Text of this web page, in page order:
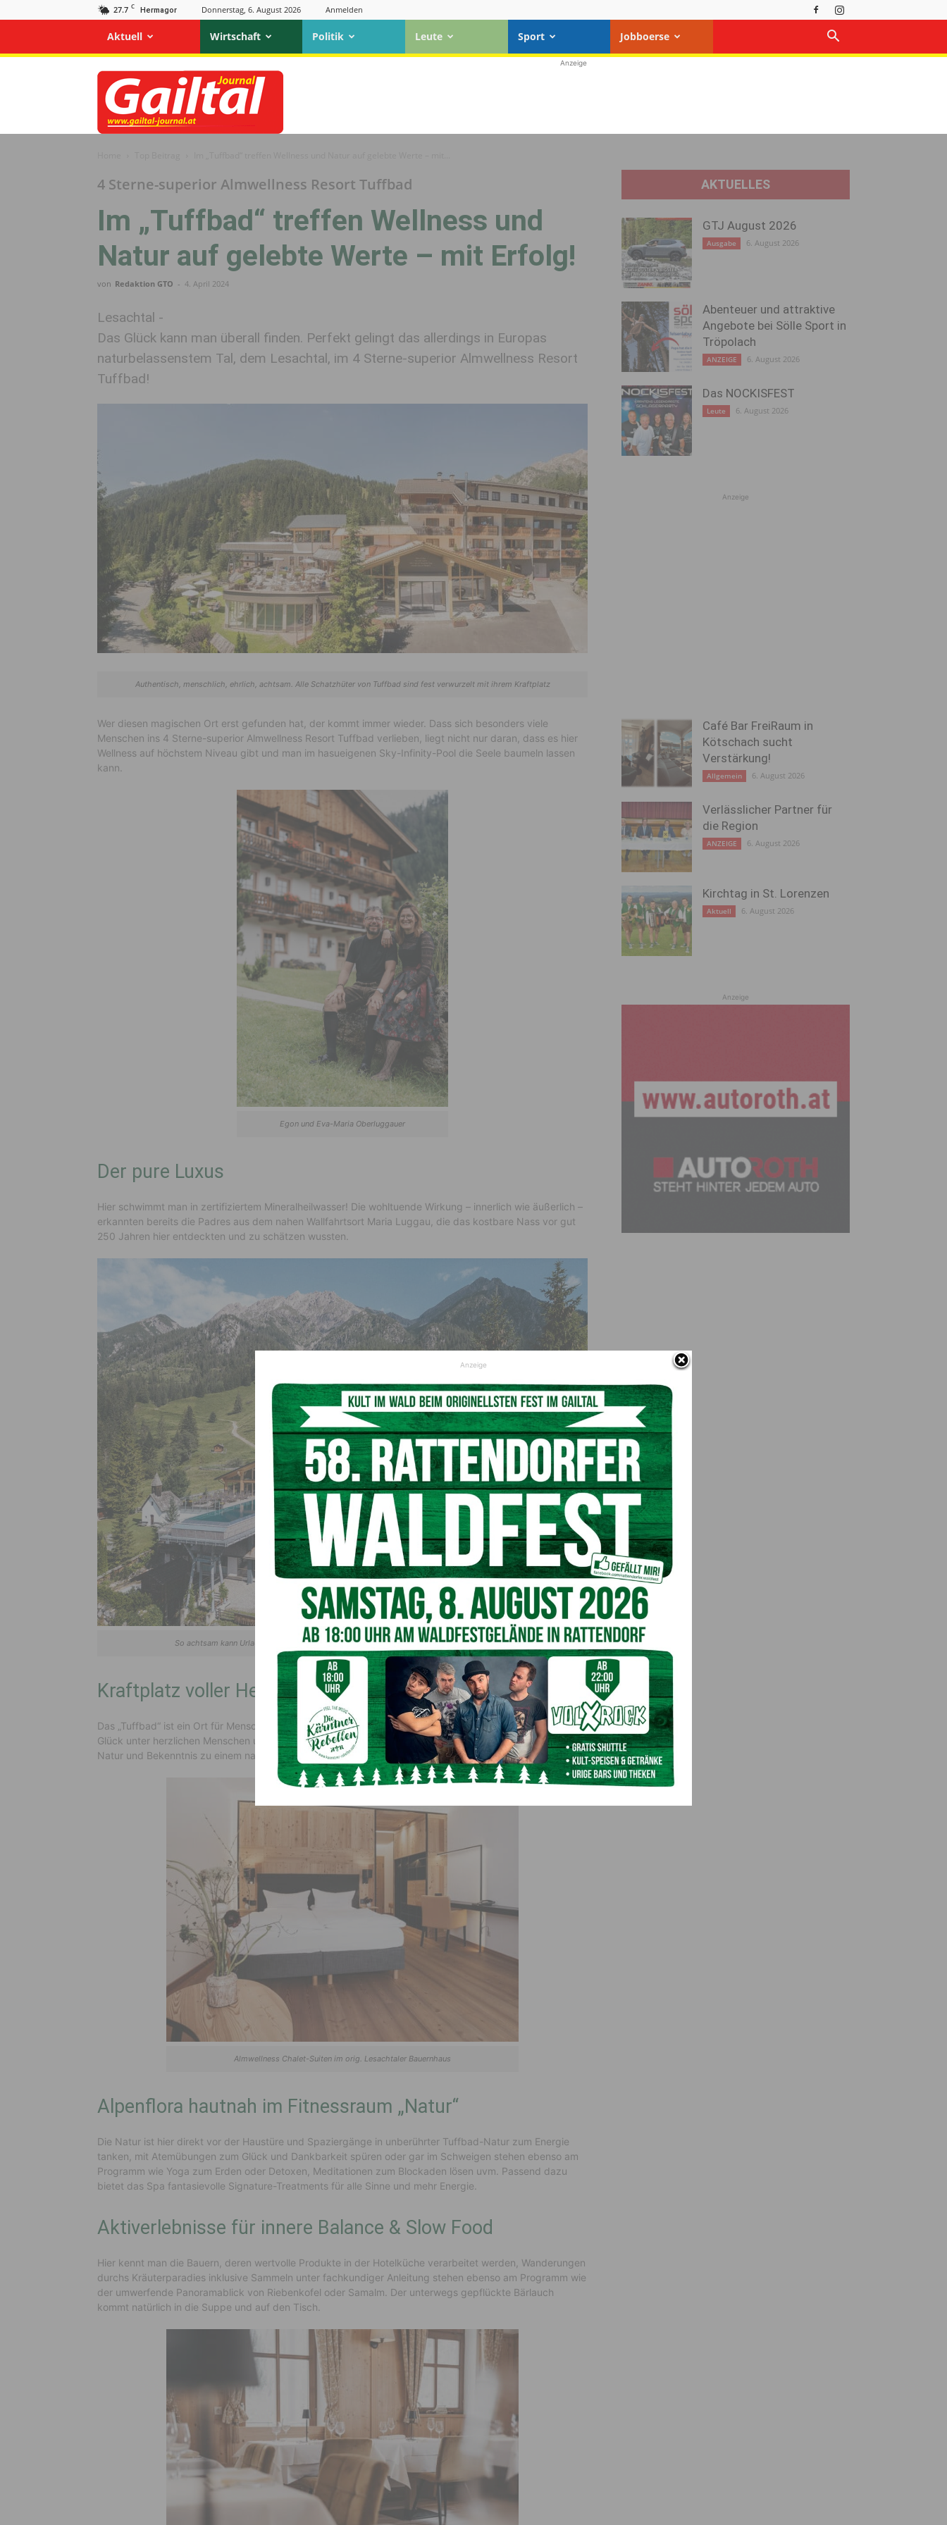
27.7 C Hermagor Donnerstag, 6. August 2026 Anmelden
Aktuell Wirtschaft Politik Leute Sport Jobboerse
Gailtal
Journal
Anzeige
4 Sterne-superior Almwellness Resort Tuffbad
Im „Tuffbad“ treffen Wellness und
Natur auf gelebte Werte – mit Erfolg!
von Redaktion GTO - 4. April 2024
Lesachtal -
Das Glück kann man überall finden. Perfekt gelingt das allerdings in Europas
naturbelassenstem Tal, dem Lesachtal, im 4 Sterne-superior Almwellness Resort
Tuffbad!
Authentisch, menschlich, ehrlich, achtsam. Alle Schatzhüter von Tuffbad sind fest verwurzelt mit ihrem Kraftplatz
Wer diesen magischen Ort erst gefunden hat, der kommt immer wieder. Dass sich besonders viele
Menschen ins 4 Sterne-superior Almwellness Resort Tuffbad verlieben, liegt nicht nur daran, dass es hier
Wellness auf höchstem Niveau gibt und man im hasueigenen Sky-Infinity-Pool die Seele baumeln lassen
kann.
Egon und Eva-Maria Oberluggauer
Der pure Luxus
Hier schwimmt man in zertifiziertem Mineralheilwasser! Die wohltuende Wirkung – innerlich wie äußerlich –
erkannten bereits die Padres aus dem nahen Wallfahrtsort Maria Luggau, die das kostbare Nass vor gut
250 Jahren hier entdeckten und zu schätzen wussten.
So achtsam kann Urlaub sein: Almwellness auf höchstem Niveau, inklusive Sky-Infinity-Pool
Kraftplatz voller Herzenswärme
Das „Tuffbad“ ist ein Ort für Menschen, die Erdung suchen und gerne mal das Handy weglegen, um das
Glück unter herzlichen Menschen und in der Natur zu finden. Hier werden Werte wie Respekt vor der
Natur und Bekenntnis zu einem nachhaltigen Miteinander Tag für Tag gelebt.
Almwellness Chalet-Suiten im orig. Lesachtaler Bauernhaus
Alpenflora hautnah im Fitnessraum „Natur“
Die Natur ist hier direkt vor der Haustüre und Spaziergänge in unberührter Tuffbad-Natur zum Energie
tanken, mit Atemübungen zum Glück und Dankbarkeit spüren oder gar im Schweigen stehen ebenso am
Programm wie Yoga zum Erden oder Detoxen, Meditationen zum Blockaden lösen uvm. Passend dazu
bietet das Spa fantasievolle Signature-Treatments für alle Sinne und mehr Energie.
Aktiverlebnisse für innere Balance & Slow Food
Hier kennt man die Bauern, deren wertvolle Produkte in der Hotelküche verarbeitet werden, Wanderungen
durchs Kräuterparadies inklusive Sammeln unter fachkundiger Anleitung stehen ebenso am Programm wie
der umwerfende Panoramablick von Riebenkofel oder Samalm. Der unterwegs gepflückte Bärlauch
kommt natürlich in die Suppe und auf den Tisch.
AKTUELLES
GTJ August 2026
Ausgabe 6. August 2026
Abenteuer und attraktive
Angebote bei Sölle Sport in
Tröpolach
ANZEIGE 6. August 2026
Das NOCKISFEST
Leute 6. August 2026
Anzeige
Café Bar FreiRaum in
Kötschach sucht
Verstärkung!
Allgemein 6. August 2026
Verlässlicher Partner für
die Region
ANZEIGE 6. August 2026
Kirchtag in St. Lorenzen
Aktuell 6. August 2026
Anzeige
Anzeige